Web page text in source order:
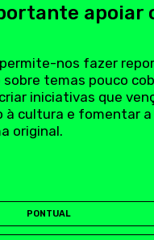
apoiar
nos fazer
temas pouco
iniciativas que
à cultura e fomentar
original.
PONTUAL